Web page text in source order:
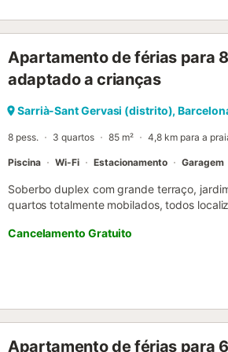
Apartamento de férias para
adaptado a crianças
Sarrià-Sant Gervasi (distrito),
8 pess. 3 quartos 85 m² 4,8 km para a
Piscina Wi-Fi Estacionamento Garagem
Soberbo duplex com grande terraço,
quartos totalmente mobilados, todos
partilham uma casa de banho com duche.
frescas à chegada. No primeiro andar
lugar ideal para relaxar depois de um dia
tem aquecimento, ar condicionado,
precisar para que só tenha de se
máquina de lavar louça, micro-ondas,
Cancelamento Gratuito
Apartamento de férias para